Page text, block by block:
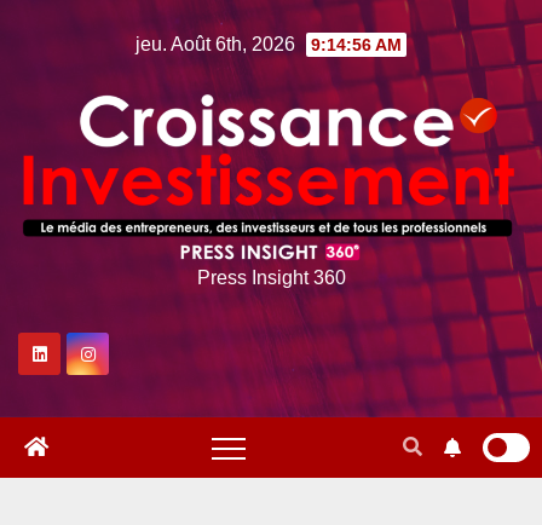
jeu. Août 6th, 2026 9:14:57 AM
Press Insight 360